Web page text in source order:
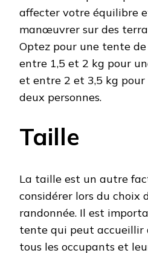
affecter votre équilibre
manœuvrer sur des
Optez pour une tente
entre 1,5 et 2 kg pour
et entre 2 et 3,5 kg
deux personnes.
Taille
La taille est un autre
considérer lors du choix
randonnée. Il est
tente qui peut accueillir
tous les occupants et